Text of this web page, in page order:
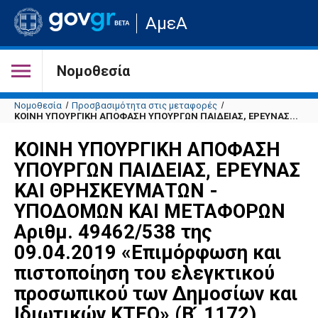
Μετάβαση
στην
σελίδα
του
ΑμεΑ
Νομοθεσία
Νομοθεσία
Προσβασιμότητα στις μεταφορές
ΚΟΙΝΗ ΥΠΟΥΡΓΙΚΗ ΑΠΟΦΑΣΗ ΥΠΟΥΡΓΩΝ ΠΑΙΔΕΙΑΣ, ΕΡΕΥΝΑΣ...
ΚΟΙΝΗ ΥΠΟΥΡΓΙΚΗ ΑΠΟΦΑΣΗ
ΥΠΟΥΡΓΩΝ ΠΑΙΔΕΙΑΣ, ΕΡΕΥΝΑΣ
ΚΑΙ ΘΡΗΣΚΕΥΜΑΤΩΝ -
ΥΠΟΔΟΜΩΝ KAI ΜΕΤΑΦΟΡΩΝ
Αριθμ. 49462/538 της
09.04.2019 «Επιμόρφωση και
πιστοποίηση του ελεγκτικού
προσωπικού των Δημοσίων και